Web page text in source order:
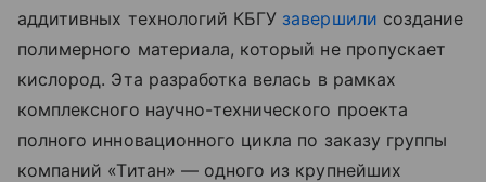
аддитивных технологий КБГУ завершили создание
полимерного материала, который не пропускает
кислород. Эта разработка велась в рамках
комплексного научно-технического проекта
полного инновационного цикла по заказу группы
компаний «Титан» — одного из крупнейших